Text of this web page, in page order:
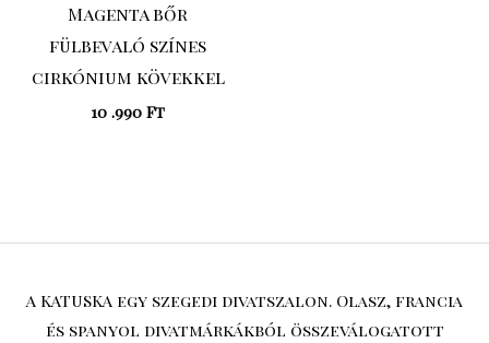
Magenta bőr
fülbevaló színes
cirkónium kövekkel
10 .990 Ft
A KATUSKA egy szegedi divatszalon. Olasz, francia
és spanyol divatmárkákból összeválogatott